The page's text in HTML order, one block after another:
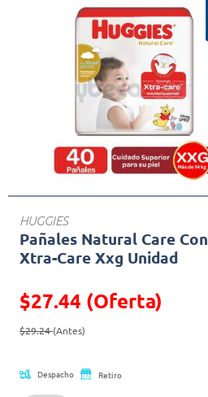
HUGGIES
Pañales Natural Care Con
Xtra-Care Xxg Unidad
$27.44 (Oferta)
Precio reducido de
$29.24(Antes)
Despacho Retiro